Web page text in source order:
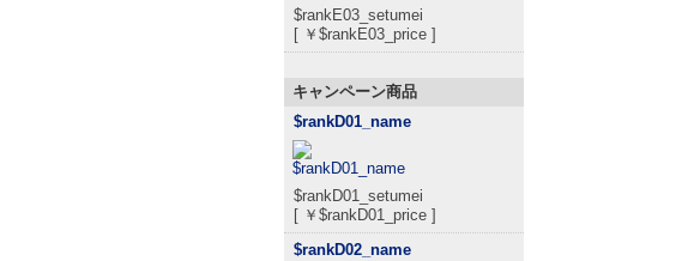
$rankE03_setumei
[ ￥$rankE03_price ]
キャンペーン商品
$rankD01_name
$rankD01_setumei
[ ￥$rankD01_price ]
$rankD02_name